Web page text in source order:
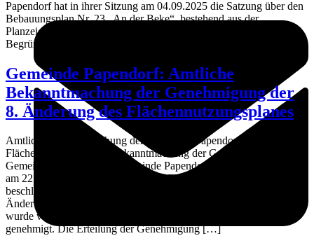
Papendorf hat in ihrer Sitzung am 04.09.2025 die Satzung über den
Bebauungsplan Nr. 23 „An der Beke“, bestehend aus der
Planzeichnung (Teil A) und dem Text (Teil B), beschlossen. Die
Begründung zur Satzung wurde gebilligt. Der […]
Gemeinde Papendorf: Amtliche
Bekanntmachung der Genehmigung der
8. Änderung des Flächennutzungsplanes
Amtliche Bekanntmachung der Gemeinde Papendorf Änderung des
Flächennutzungsplanes Bekanntmachung der Genehmigung Die
Gemeindevertretung der Gemeinde Papendorf hat in ihrer Sitzung
am 22.07.2025 die 8. Änderung des Flächennutzungsplanes
beschlossen und die dazugehörige Begründung gebilligt. Die 8.
Änderung des Flächennutzungsplanes der Gemeinde Papendorf
wurde vom Landkreis Rostock mit Schreiben vom 27.11.2025
genehmigt. Die Erteilung der Genehmigung […]